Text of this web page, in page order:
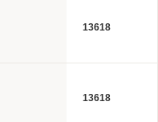
13618
13618